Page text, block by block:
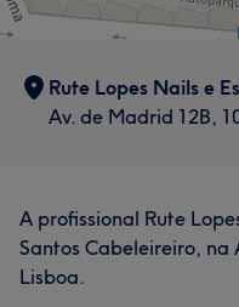
Rute Lopes Nails e
Av. de Madrid 12B,
A profissional Rute
Santos Cabeleireiro, na
Lisboa.